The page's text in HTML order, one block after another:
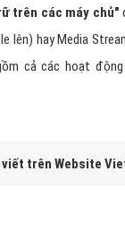
trên các máy chủ"
lên) hay Media
cả các hoạt
trên Website